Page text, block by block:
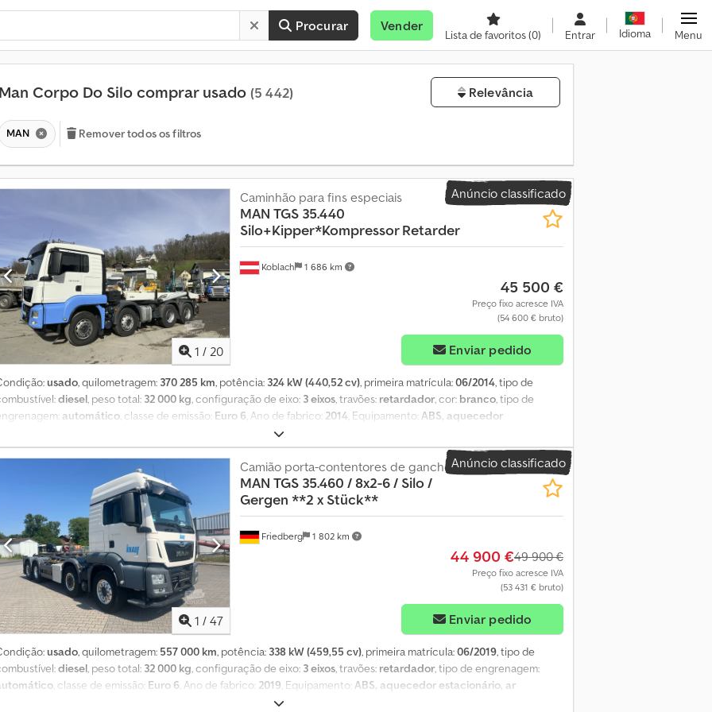
Procurar Vender
Lista de favoritos(0) Entrar Idioma Menu
Man Corpo Do Silo comprar usado (5 442) Relevância
MAN Remover todos os filtros
Anúncio classificado
1 / 20
Koblach 1 686 km
Caminhão para fins especiais
MAN TGS 35.440
Silo+Kipper*Kompressor Retarder
45 500 €
Preço fixo acresce IVA
(54 600 € bruto)
Enviar pedido
usado, quilometragem: 370 285 km, potência: 324 kW (440,52 cv), primeira matrícula:06/2014, tipo de
diesel, peso total: 32 000 kg, configuração de eixo: 3 eixos, travões: retardador, cor: branco, tipo de
automático, classe de emissão: Euro 6, Ano de fabrico: 2014, Equipamento: ABS, aquecedor
estacionário, ar condicionado, filtro de partículas, programa eletrónico de estabilidade (ESP), sistema de
, * MAN TGS 35.440 * Basculante silo * Compressor * Tração 8x4 * Suspensão de mola e ar * Retarder *
Euro 6 Dcodpozp S Aysfx Aivok * Ano de fabricação 2014 * Quilometragem 370.285 * Ar-condicionado *
WMA41SZZ8EM650872 * Horário de funcionamento: seg a sex 07:30-12:00, 13:00-18:00, sábado 07:30-17:00. * E-mail: *
Tel/Whatsapp/Viber: Alexandar Ilic * Tel/Whatsapp/Viber Inglês: Mladen Ilic
Anúncio classificado
1 / 47
Friedberg 1 802 km
Camião porta-contentores de gancho
MAN TGS 35.460 / 8x2-6 / Silo /
Gergen **2 x Stück**
44 900 €49 900 €
Preço fixo acresce IVA
(53 431 € bruto)
Enviar pedido
usado, quilometragem: 557 000 km, potência: 338 kW (459,55 cv), primeira matrícula:06/2019, tipo de
diesel, peso total: 32 000 kg, configuração de eixo: 3 eixos, travões: retardador, tipo de engrenagem:
, classe de emissão: Euro 6, Ano de fabrico: 2019, Equipamento: ABS, aquecedor estacionário, ar
condicionado, filtro de partículas, programa eletrónico de estabilidade (ESP), sistema de navegação
1
4
0
0
0
0
p
e
d
c
o
m
p